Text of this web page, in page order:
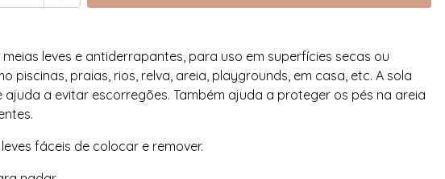
meias leves e antiderrapantes, para uso em superfícies secas ou
piscinas, praias, rios, relva, areia, playgrounds, em casa, etc. A sola
ajuda a evitar escorregões. Também ajuda a proteger os pés na areia
fáceis de colocar e remover.